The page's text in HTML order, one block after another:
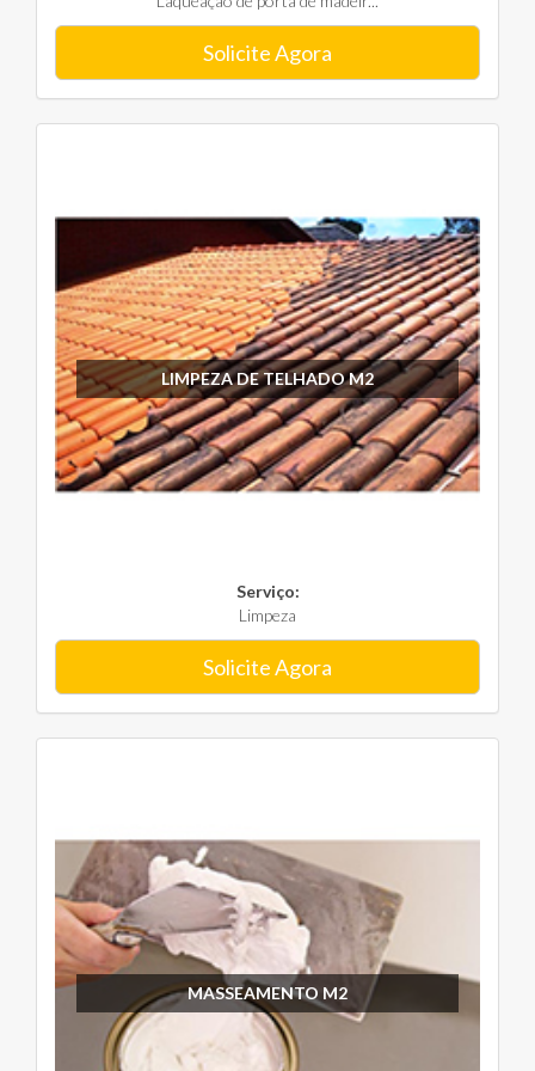
Solicite Agora
LIMPEZA DE TELHADO M2
Serviço:
Limpeza
Solicite Agora
MASSEAMENTO M2